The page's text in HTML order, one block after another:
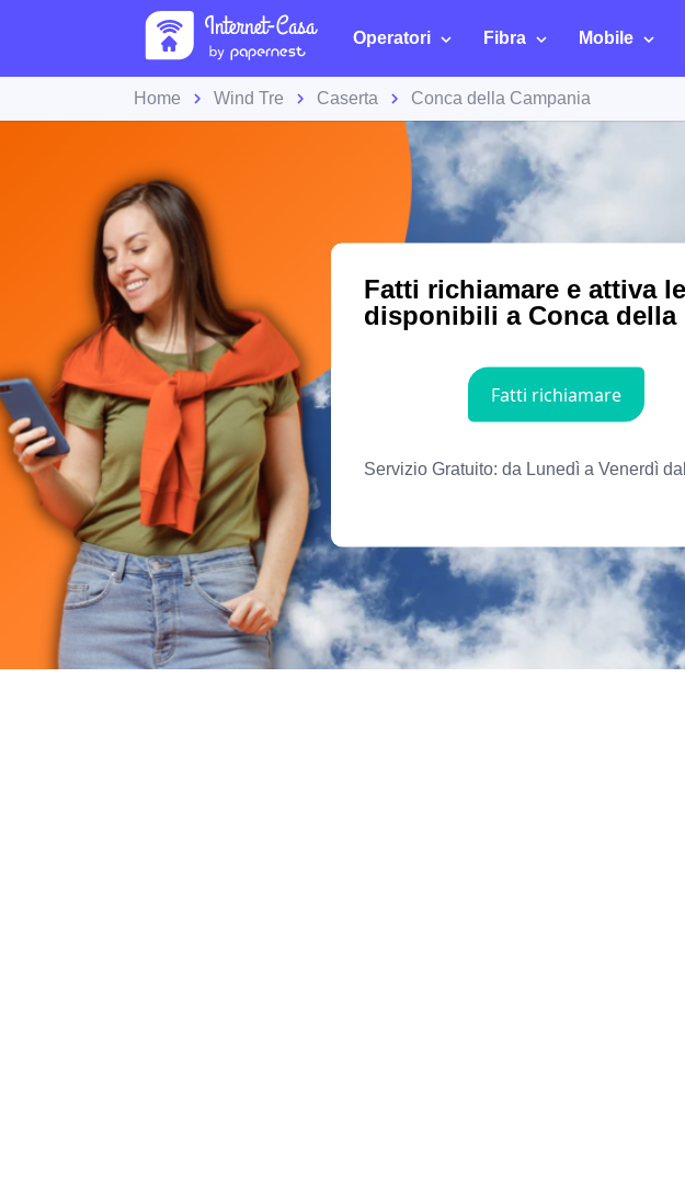
Operatori Fibra Mobile
Home Wind Tre Caserta Conca della Campania